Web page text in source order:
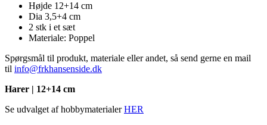
Højde 12+14 cm
Dia 3,5+4 cm
2 stk i et sæt
Materiale: Poppel
Spørgsmål til produkt, materiale eller andet, så send gerne en mail
til info@frkhansenside.dk
Harer | 12+14 cm
Se udvalget af hobbymaterialerHER